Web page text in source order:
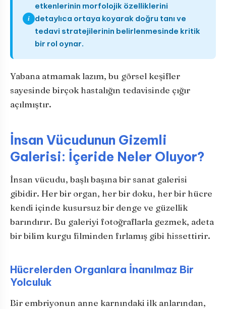
i
etkenlerinin morfolojik özelliklerini
detaylıca ortaya koyarak doğru tanı ve
tedavi stratejilerinin belirlenmesinde kritik
bir rol oynar.
Yabana atmamak lazım, bu görsel keşifler
sayesinde birçok hastalığın tedavisinde çığır
açılmıştır.
İnsan Vücudunun Gizemli
Galerisi: İçeride Neler Oluyor?
İnsan vücudu, başlı başına bir sanat galerisi
gibidir. Her bir organ, her bir doku, her bir hücre
kendi içinde kusursuz bir denge ve güzellik
barındırır. Bu galeriyi fotoğraflarla gezmek, adeta
bir bilim kurgu filminden fırlamış gibi hissettirir.
Hücrelerden Organlara İnanılmaz Bir
Yolculuk
Bir embriyonun anne karnındaki ilk anlarından,